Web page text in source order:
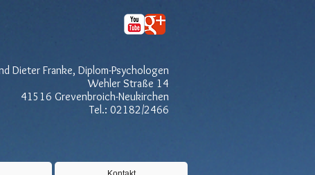
Dieter Franke, Diplom-Psychologen
Wehler Straße 14
41516 Grevenbroich-Neukirchen
Tel.: 02182/2466